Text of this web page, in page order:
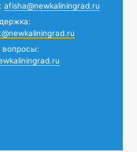
afisha@newkaliningrad.ru